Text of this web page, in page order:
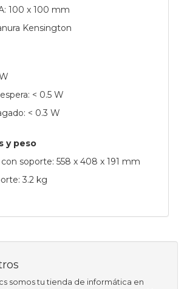
100 x 100 mm
Kensington
< 0.5 W
< 0.3 W
y peso
soporte: 558 x 408 x 191 mm
3.2 kg
somos tu tienda de informática en